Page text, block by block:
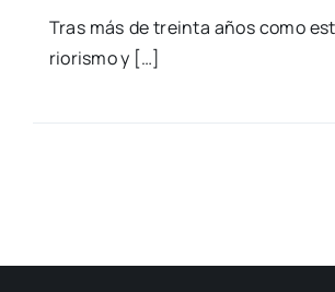
Tras más de trein­ta años como
rio­ris­mo y […]